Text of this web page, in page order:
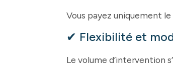
Vous payez uniquement
✔ Flexibilité et
Le volume d’intervention